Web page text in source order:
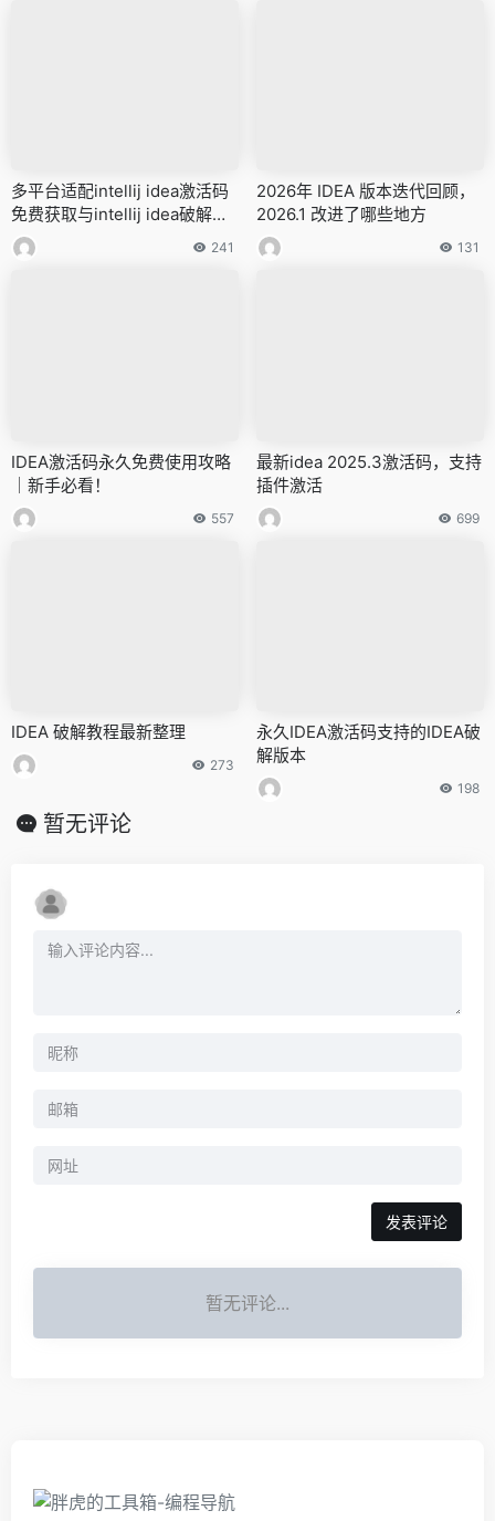
多平台适配intellij idea激活码
免费获取与intellij idea破解教
程
241
2026年 IDEA 版本迭代回顾，
2026.1 改进了哪些地方
131
IDEA激活码永久免费使用攻略
｜新手必看！
557
最新idea 2025.3激活码，支持
插件激活
699
IDEA 破解教程最新整理
273
永久IDEA激活码支持的IDEA破
解版本
198
暂无评论
暂无评论...